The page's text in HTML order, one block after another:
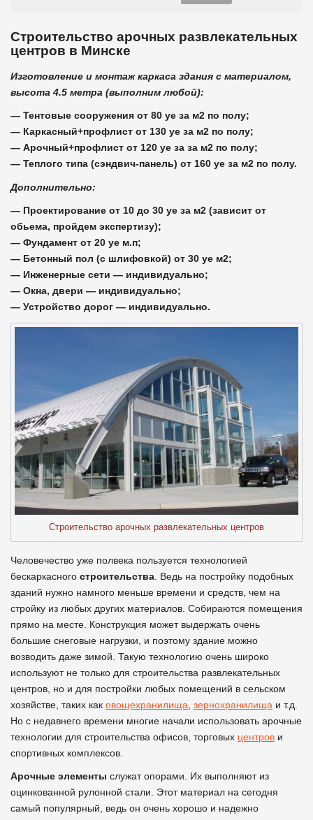
Строительство арочных развлекательных
центров в Минске
Изготовление и монтаж каркаса здания с материалом,
высота 4.5 метра (выполним любой):
— Тентовые сооружения от 80 уе за м2 по полу;
— Каркасный+профлист от 130 уе за м2 по полу;
— Арочный+профлист от 120 уе за за м2 по полу;
— Теплого типа (сэндвич-панель) от 160 уе за м2 по полу.
Дополнительно:
— Проектирование от 10 до 30 уе за м2 (зависит от
обьема, пройдем экспертизу);
— Фундамент от 20 уе м.п;
— Бетонный пол (с шлифовкой) от 30 уе м2;
— Инженерные сети — индивидуально;
— Окна, двери — индивидуально;
— Устройство дорог — индивидуально.
Строительство арочных развлекательных центров
Человечество уже полвека пользуется технологией
бескаркасного строительства . Ведь на постройку подобных
зданий нужно намного меньше времени и средств, чем на
стройку из любых других материалов. Собираются помещения
прямо на месте. Конструкция может выдержать очень
большие снеговые нагрузки, и поэтому здание можно
возводить даже зимой. Такую технологию очень широко
используют не только для строительства развлекательных
центров, но и для постройки любых помещений в сельском
хозяйстве, таких как овощехранилища зернохранилища и т.д.
Но с недавнего времени многие начали использовать арочные
технологии для строительства офисов, торговых центров и
спортивных комплексов.
Арочные элементы служат опорами. Их выполняют из
оцинкованной рулонной стали. Этот материал на сегодня
самый популярный, ведь он очень хорошо и надежно